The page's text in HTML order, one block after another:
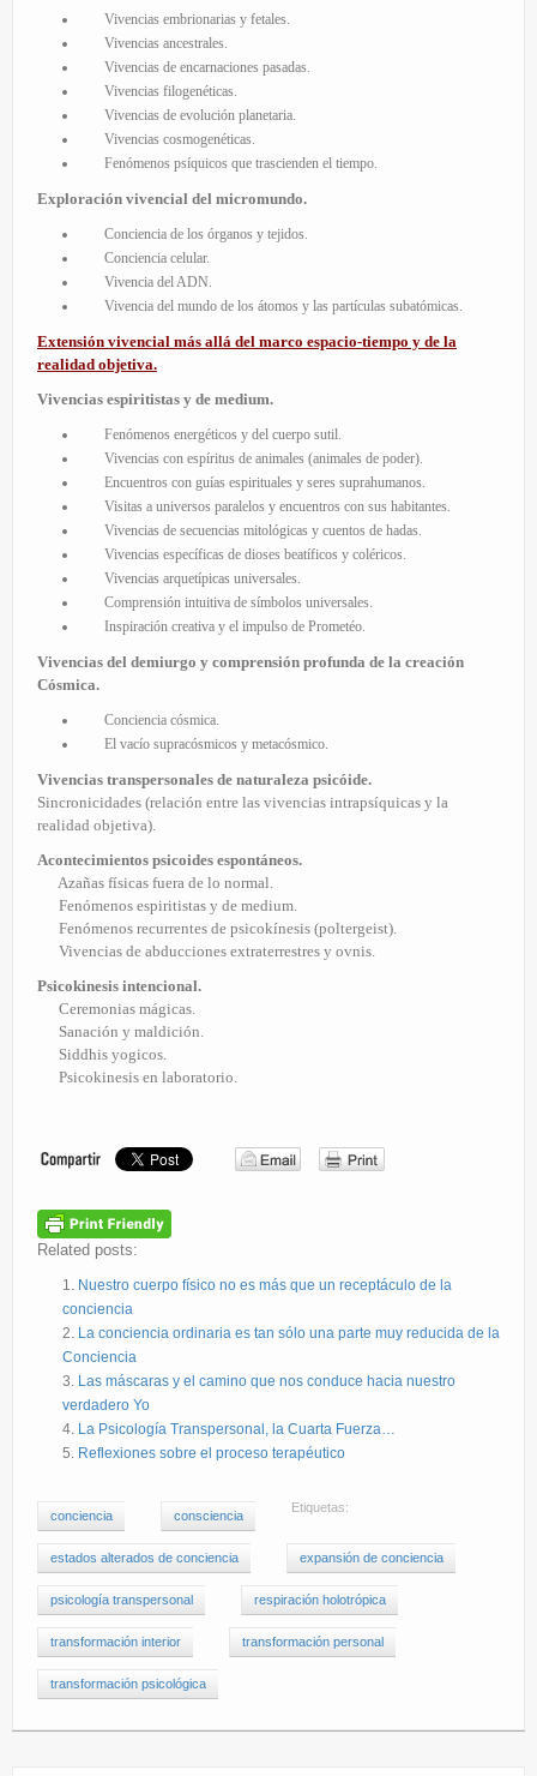
Vivencias embrionarias y fetales.
Vivencias ancestrales.
Vivencias de encarnaciones pasadas.
Vivencias filogenéticas.
Vivencias de evolución planetaria.
Vivencias cosmogenéticas.
Fenómenos psíquicos que trascienden el tiempo.
Exploración vivencial del micromundo.
Conciencia de los órganos y tejidos.
Conciencia celular.
Vivencia del ADN.
Vivencia del mundo de los átomos y las partículas subatómicas.
Extensión vivencial más allá del marco espacio-tiempo y de la
realidad objetiva.
Vivencias espiritistas y de medium.
Fenómenos energéticos y del cuerpo sutil.
Vivencias con espíritus de animales (animales de poder).
Encuentros con guías espirituales y seres suprahumanos.
Visitas a universos paralelos y encuentros con sus habitantes.
Vivencias de secuencias mitológicas y cuentos de hadas.
Vivencias específicas de dioses beatíficos y coléricos.
Vivencias arquetípicas universales.
Comprensión intuitiva de símbolos universales.
Inspiración creativa y el impulso de Prometéo.
Vivencias del demiurgo y comprensión profunda de la creación
Cósmica.
Conciencia cósmica.
El vacío supracósmicos y metacósmico.
Vivencias transpersonales de naturaleza psicóide.
Sincronicidades (relación entre las vivencias intrapsíquicas y la
realidad objetiva).
Acontecimientos psicoides espontáneos.
Azañas físicas fuera de lo normal.
Fenómenos espiritistas y de medium.
Fenómenos recurrentes de psicokínesis (poltergeist).
Vivencias de abducciones extraterrestres y ovnis.
Psicokinesis intencional.
Ceremonias mágicas.
Sanación y maldición.
Siddhis yogicos.
Psicokinesis en laboratorio.
Related posts:
Nuestro cuerpo físico no es más que un receptáculo de la
conciencia
La conciencia ordinaria es tan sólo una parte muy reducida de la
Conciencia
Las máscaras y el camino que nos conduce hacia nuestro
verdadero Yo
La Psicología Transpersonal, la Cuarta Fuerza…
Reflexiones sobre el proceso terapéutico
Etiquetas:
conciencia consciencia
estados alterados de conciencia expansión de conciencia
psicología transpersonal respiración holotrópica
transformación interior transformación personal
transformación psicológica